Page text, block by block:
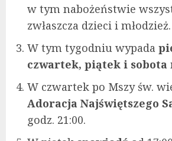
w tym nabożeństwie
zwłaszcza dzieci i młodzież.
W tym tygodniu wypada
czwartek, piątek i sobota
W czwartek po Mszy św.
Adoracja Najświętszego
godz. 21:00.